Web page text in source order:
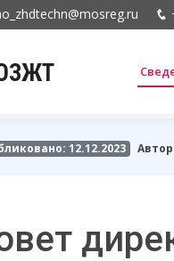
12.12.2023